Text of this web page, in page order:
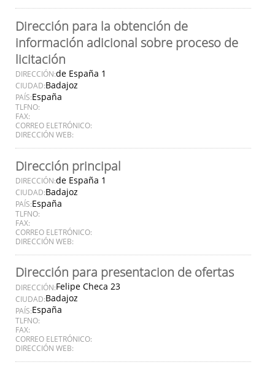
Dirección para la obtención de
información adicional sobre proceso de
licitación
DIRECCIÓN:de España 1
CIUDAD:Badajoz
PAÍS:España
TLFNO:
FAX:
CORREO ELETRÓNICO:
DIRECCIÓN WEB:
Dirección principal
DIRECCIÓN:de España 1
CIUDAD:Badajoz
PAÍS:España
TLFNO:
FAX:
CORREO ELETRÓNICO:
DIRECCIÓN WEB:
Dirección para presentacion de ofertas
DIRECCIÓN:Felipe Checa 23
CIUDAD:Badajoz
PAÍS:España
TLFNO:
FAX:
CORREO ELETRÓNICO:
DIRECCIÓN WEB: